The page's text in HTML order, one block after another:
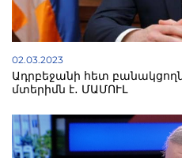
02.03.2023
Ադրբեջանի հետ
մտերիմն է․ ՄԱՄՈՒԼ